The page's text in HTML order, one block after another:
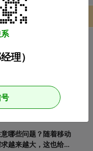
广州软件开发
个问题一定要注
哪些问题？随着移动
越来越大，这也给企
理）